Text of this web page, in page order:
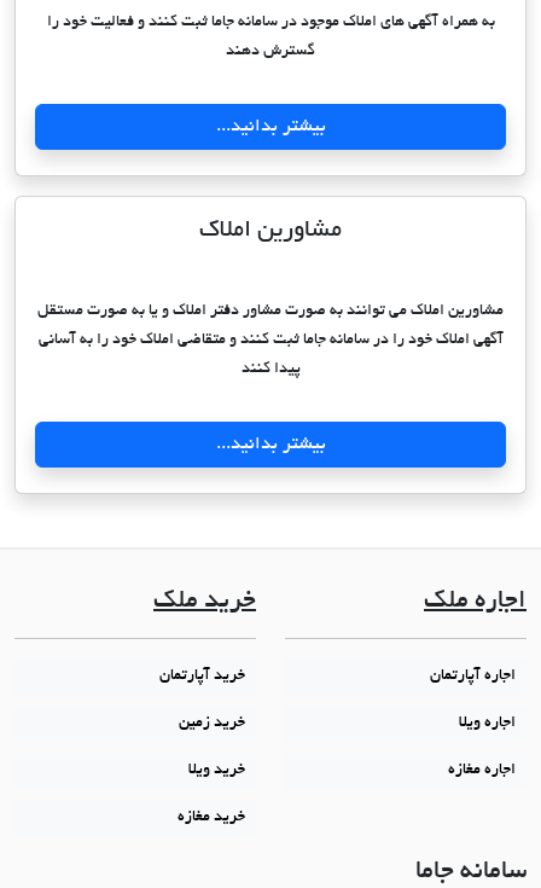
به همراه آگهی های املاک موجود در سامانه جاما ثبت کنند و فعالیت خود را
گسترش دهند
بیشتر بدانید...
مشاورین املاک
مشاورین املاک می توانند به صورت مشاور دفتر املاک و یا به صورت مستقل
آگهی املاک خود را در سامانه جاما ثبت کنند و متقاضی املاک خود را به آسانی
پیدا کنند
بیشتر بدانید...
اجاره ملک
اجاره آپارتمان
اجاره ویلا
اجاره مغازه
خرید ملک
خرید آپارتمان
خرید زمین
خرید ویلا
خرید مغازه
سامانه جاما